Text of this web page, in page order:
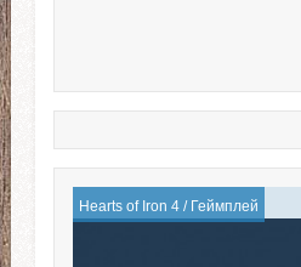
Hearts of Iron 4/ Геймплей